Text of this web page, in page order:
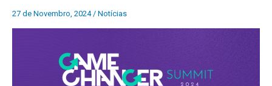
27 de Novembro, 2024 / Notícias